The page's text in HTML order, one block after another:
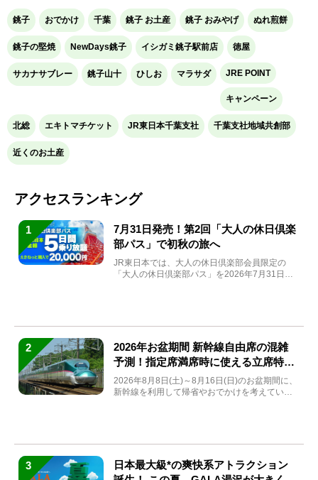
銚子 おでかけ 千葉 銚子 お土産 銚子 おみやげ ぬれ煎餅
銚子の堅焼 NewDays銚子 イシガミ銚子駅前店 徳屋
サカナサブレー 銚子山十 ひしお マラサダ JRE POINT
キャンペーン
北総 エキトマチケット JR東日本千葉支社 千葉支社地域共創部
近くのお土産
アクセスランキング
1
7月31日発売！第2回「大人の休日倶楽
部パス」で初秋の旅へ
JR東日本では、大人の休日倶楽部会員限定の
「大人の休日倶楽部パス」を2026年7月31日
2
2026年お盆期間 新幹線自由席の混雑
予測！指定席満席時に使える立席特急
券も解説
2026年8月8日(土)～8月16日(日)のお盆期間に、
新幹線を利用して帰省やおでかけを考えている
3
日本最大級*の爽快系アトラクション